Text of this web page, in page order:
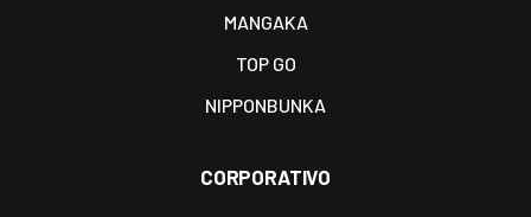
MANGAKA
TOP GO
NIPPONBUNKA
CORPORATIVO